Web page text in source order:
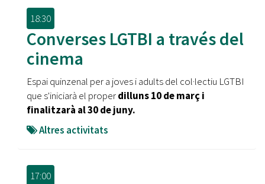
18:30
Converses LGTBI a través del
cinema
Espai quinzenal per a joves i adults del col·lectiu LGTBI
que s'iniciarà el properdilluns 10 de març i
finalitzarà al 30 de juny.
Altres activitats
17:00